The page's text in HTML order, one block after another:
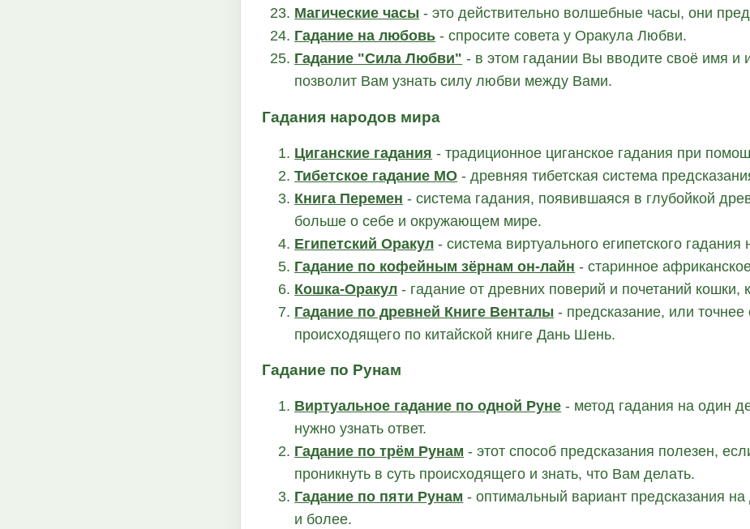
Магические часы - это действительно волшебные часы, они
Гадание на любовь - спросите совета у Оракула Любви.
Гадание "Сила Любви" - в этом гадании Вы вводите своё имя и
позволит Вам узнать силу любви между Вами.
Гадания народов мира
Циганские гадания - традиционное циганское гадания при
Тибетское гадание МО - древняя тибетская система
Книга Перемен - система гадания, появившаяся в глубойкой
больше о себе и окружающем мире.
Египетский Оракул - система виртуального египетского
Гадание по кофейным зёрнам он-лайн - старинное
Кошка-Оракул - гадание от древних поверий и почетаний кошки,
Гадание по древней Книге Венталы - предсказание, или
происходящего по китайской книге Дань Шень.
Гадание по Рунам
Виртуальное гадание по одной Руне - метод гадания на один
нужно узнать ответ.
Гадание по трём Рунам - этот способ предсказания полезен,
проникнуть в суть происходящего и знать, что Вам делать.
Гадание по пяти Рунам - оптимальный вариант предсказания
и более.